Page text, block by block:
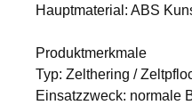
Hauptmaterial: ABS
Produktmerkmale
Typ: Zelthering /
Einsatzzweck: normale